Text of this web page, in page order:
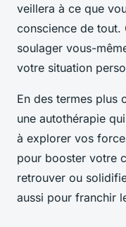
veillera à ce que
conscience de tout.
soulager vous-
votre situation
En des termes plus
une autothérapie
à explorer vos
pour booster votre
retrouver ou
aussi pour franchir